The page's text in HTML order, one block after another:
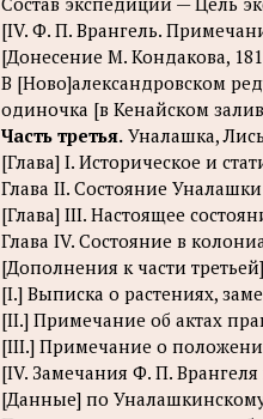
[IV. Ф. П. Врангель.
[Донесение М. Кондакова,
В [Ново]александровском
одиночка [в Кенайском
Часть третья. Уналашка,
[Глава] I. Историческое и
Глава II. Состояние
[Глава] III. Настоящее
Глава IV. Состояние в
[Дополнения к части третьей]
[I.] Выписка о растениях,
[II.] Примечание об актах
[III.] Примечание о
[IV. Замечания Ф. П. Врангеля
[Данные] по